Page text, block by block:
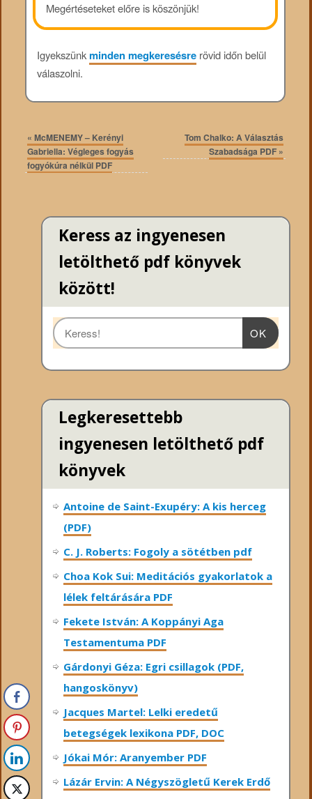
Megértéseteket előre is köszönjük!
Igyekszünkminden megkeresésrerövid időn belül
válaszolni.
« McMENEMY – Kerényi
Gabriella: Végleges fogyás
fogyókúra nélkül PDF
Tom Chalko: A Választás
Szabadsága PDF »
Keress az ingyenesen
letölthető pdf könyvek
között!
OK
Legkeresettebb
ingyenesen letölthető pdf
könyvek
Antoine de Saint-Exupéry: A kis herceg
(PDF)
C. J. Roberts: Fogoly a sötétben pdf
Choa Kok Sui: Meditációs gyakorlatok a
lélek feltárására PDF
Fekete István: A Koppányi Aga
Testamentuma PDF
Gárdonyi Géza: Egri csillagok (PDF,
hangoskönyv)
Jacques Martel: Lelki eredetű
betegségek lexikona PDF, DOC
Jókai Mór: Aranyember PDF
Lázár Ervin: A Négyszögletű Kerek Erdő